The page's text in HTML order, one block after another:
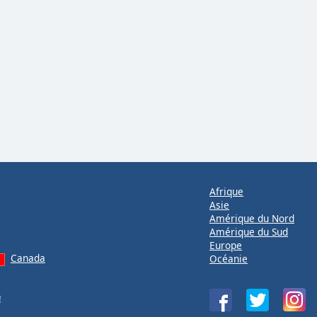
Canada
Afrique
Asie
Amérique du Nord
Amérique du Sud
Europe
Océanie